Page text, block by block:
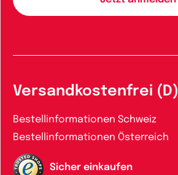
Versandkostenfrei (D)
Bestellinformationen Schweiz
Bestellinformationen Österreich
Sicher einkaufen